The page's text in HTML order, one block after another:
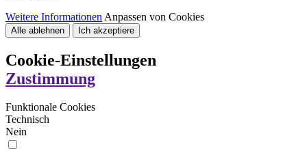
Weitere Informationen Anpassen von Cookies
Alle ablehnen Ich akzeptiere
Cookie-Einstellungen
Zustimmung
Funktionale Cookies
Technisch
Nein